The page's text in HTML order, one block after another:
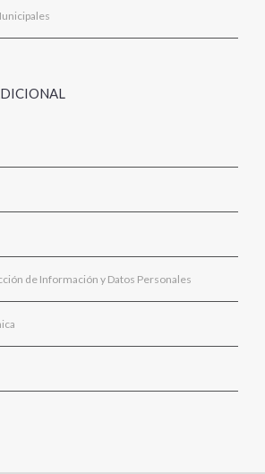
de Información y Datos Personales